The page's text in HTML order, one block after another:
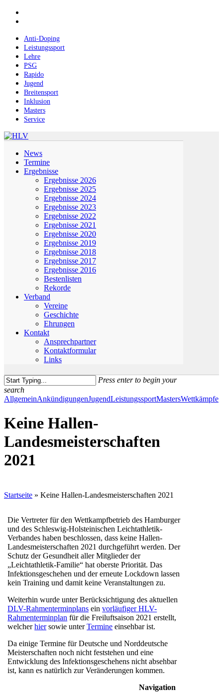
Skip
contentAnti-Doping
Leistungssport
Lehre
PSG
Rapido
Jugend
Breitensport
Inklusion
Masters
Service
News
Termine
Ergebnisse
Ergebnisse 2026
Ergebnisse 2025
Ergebnisse 2024
Ergebnisse 2023
Ergebnisse 2022
Ergebnisse 2021
Ergebnisse 2020
Ergebnisse 2019
Ergebnisse 2018
Ergebnisse 2017
Ergebnisse 2016
Bestenlisten
Rekorde
Verband
Vereine
Geschichte
Ehrungen
Kontakt
Ansprechpartner
Kontaktformular
Links
Press enter to begin your
search
Close
AllgemeinAnkündigungenJugendLeistungssportMastersWettkämpfe
Keine Hallen-
Landesmeisterschaften
2021
Startseite » Keine Hallen-Landesmeisterschaften 2021
Die Vertreter für den Wettkampfbetrieb des Hamburger
und des Schleswig-Holsteinischen Leichtathletik-
Verbandes haben beschlossen, dass keine Hallen-
Landesmeisterschaften 2021 durchgeführt werden. Der
Schutz der Gesundheit aller Mitglieder der
„Leichtathletik-Familie“ hat oberste Priorität. Das
Infektionsgeschehen und der erneute Lockdown lassen
kein Training und damit keine Veranstaltungen zu.
Weiterhin wurde unter Berücksichtigung des aktuellen
DLV-Rahmenterminplans einvorläufiger HLV-
Rahmenterminplan für die Freiluftsaison 2021 erstellt,
welcherhiersowie unterTermine einsehbar ist.
Da einige Termine für Deutsche und Norddeutsche
Meisterschaften noch nicht feststehen und eine
Entwicklung des Infektionsgeschehens nicht absehbar
ist, kann es natürlich zur Veränderungen kommen.
Navigation